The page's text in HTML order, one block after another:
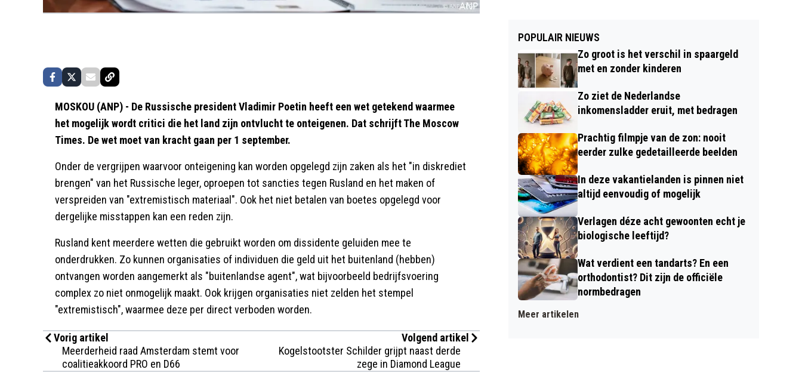
MOSKOU (ANP) - De Russische president Vladimir Poetin heeft een wet getekend waarmee
het mogelijk wordt critici die het land zijn ontvlucht te onteigenen. Dat schrijft The Moscow
Times. De wet moet van kracht gaan per 1 september.
Onder de vergrijpen waarvoor onteigening kan worden opgelegd zijn zaken als het "in diskrediet
brengen" van het Russische leger, oproepen tot sancties tegen Rusland en het maken of
verspreiden van "extremistisch materiaal". Ook het niet betalen van boetes opgelegd voor
dergelijke misstappen kan een reden zijn.
Rusland kent meerdere wetten die gebruikt worden om dissidente geluiden mee te
onderdrukken. Zo kunnen organisaties of individuen die geld uit het buitenland (hebben)
ontvangen worden aangemerkt als "buitenlandse agent", wat bijvoorbeeld bedrijfsvoering
complex zo niet onmogelijk maakt. Ook krijgen organisaties niet zelden het stempel
"extremistisch", waarmee deze per direct verboden worden.
Vorig artikel
Meerderheid raad Amsterdam stemt voor
coalitieakkoord PRO en D66
Volgend artikel
Kogelstootster Schilder grijpt naast derde
zege in Diamond League
POPULAIR NIEUWS
Zo groot is het verschil in spaargeld
met en zonder kinderen
Zo ziet de Nederlandse
inkomensladder eruit, met bedragen
Prachtig filmpje van de zon: nooit
eerder zulke gedetailleerde beelden
In deze vakantielanden is pinnen niet
altijd eenvoudig of mogelijk
Verlagen déze acht gewoonten echt je
biologische leeftijd?
Wat verdient een tandarts? En een
orthodontist? Dit zijn de officiële
normbedragen
Meer artikelen